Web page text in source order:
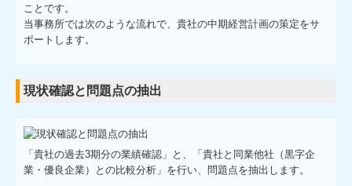
ことです。
当事務所では次のような流れで、貴社の中期経営計画の策定をサ
ポートします。
現状確認と問題点の抽出
「貴社の過去3期分の業績確認」と、「貴社と同業他社（黒字企
業・優良企業）との比較分析」を行い、問題点を抽出します。